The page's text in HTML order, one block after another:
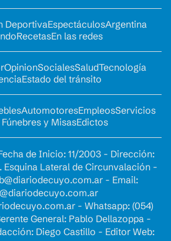
DeportivaEspectáculosArgentina
RecetasEn las redes
OpinionSocialesSaludTecnología
Estado del tránsito
AutomotoresEmpleosServicios
y MisasEdictos
de Inicio: 11/2003 - Dirección:
Esquina Lateral de Circunvalación -
- Email:
- Whatsapp: (054)
General: Pablo Dellazoppa -
Diego Castillo - Editor Web: